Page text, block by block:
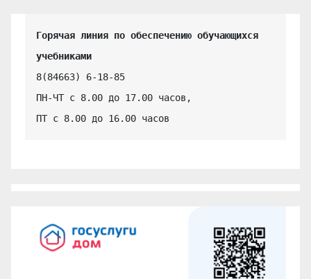
Горячая линия по обеспечению обучающихся
учебниками
8(84663) 6-18-85
ПН-ЧТ с 8.00 до 17.00 часов,
ПТ с 8.00 до 16.00 часов